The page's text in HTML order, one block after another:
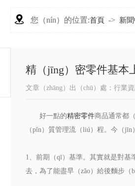
您（nín）的位置:首頁 -> 新
精（jīng）密零件基本
文章（zhāng）出（chū）處：行業
​好一點的精密零件商品通常都
（pǐn）質管理流（liú）程。今（
1、前期（qī）基準。其實就是對基
去，為了能盡早（zǎo）給後麵步（